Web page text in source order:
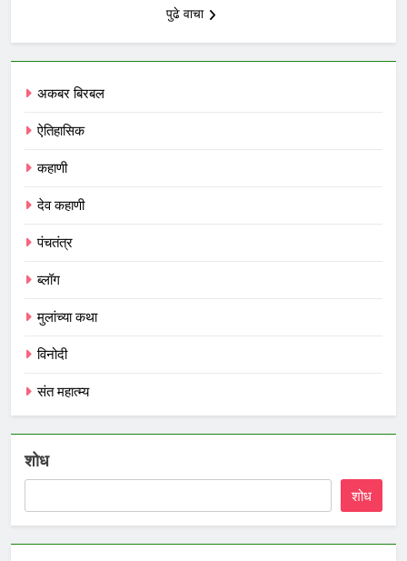
पुढे वाचा
अकबर बिरबल
ऐतिहासिक
कहाणी
देव कहाणी
पंचतंत्र
ब्लॉग
मुलांच्या कथा
विनोदी
संत महात्म्य
शोध
शोध